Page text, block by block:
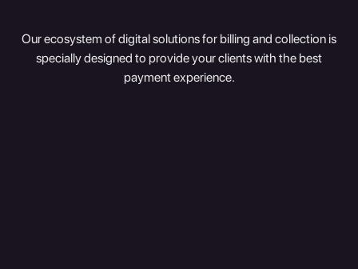
Our ecosystem of digital solutions for billing and collection is
specially designed to provide your clients with the best
payment experience.